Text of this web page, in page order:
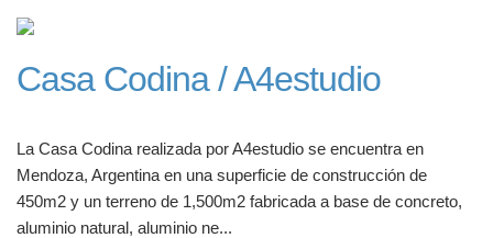
Casa Codina / A4estudio
La Casa Codina realizada por A4estudio se encuentra en
Mendoza, Argentina en una superficie de construcción de
450m2 y un terreno de 1,500m2 fabricada a base de concreto,
aluminio natural, aluminio ne...